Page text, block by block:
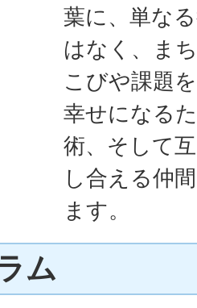
葉に、単な
はなく、ま
こびや課題
幸せになる
術、そして
し合える仲
ます。
ム